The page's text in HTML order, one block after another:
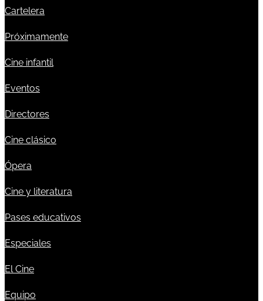
Cartelera
Próximamente
Cine infantil
Eventos
Directores
Cine clásico
Ópera
Cine y literatura
Pases educativos
Especiales
El Cine
Equipo